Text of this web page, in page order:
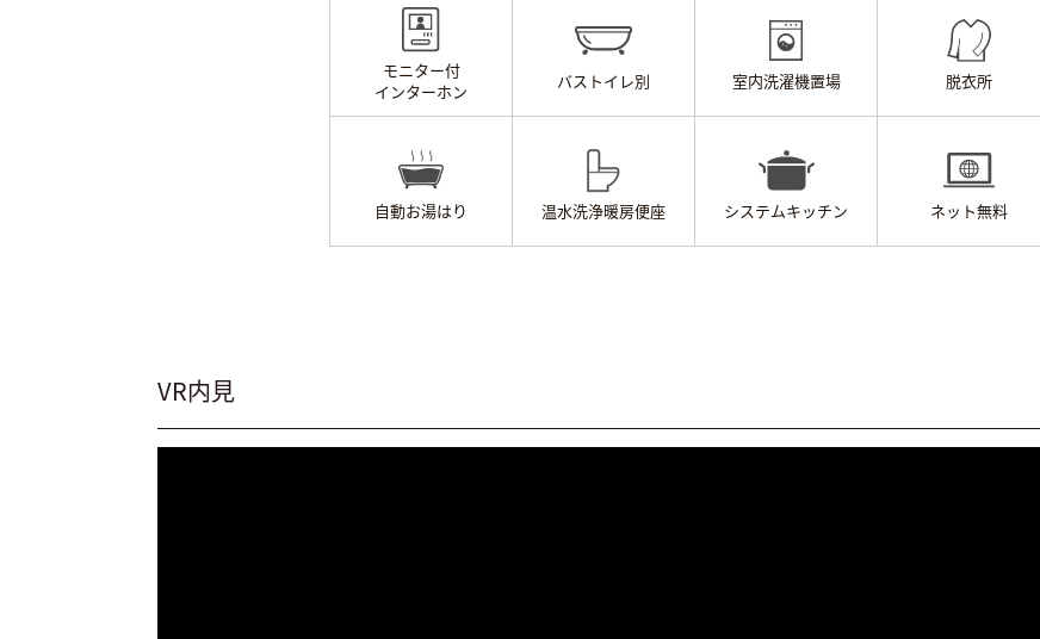
モニター付
インターホン
バストイレ別 室内洗濯機置場 脱衣所
自動お湯はり 温水洗浄暖房便座 システムキッチン ネット無料
VR内見